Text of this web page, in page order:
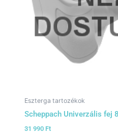
Eszterga tartozékok
Scheppach Univerzális fej
31 990 Ft